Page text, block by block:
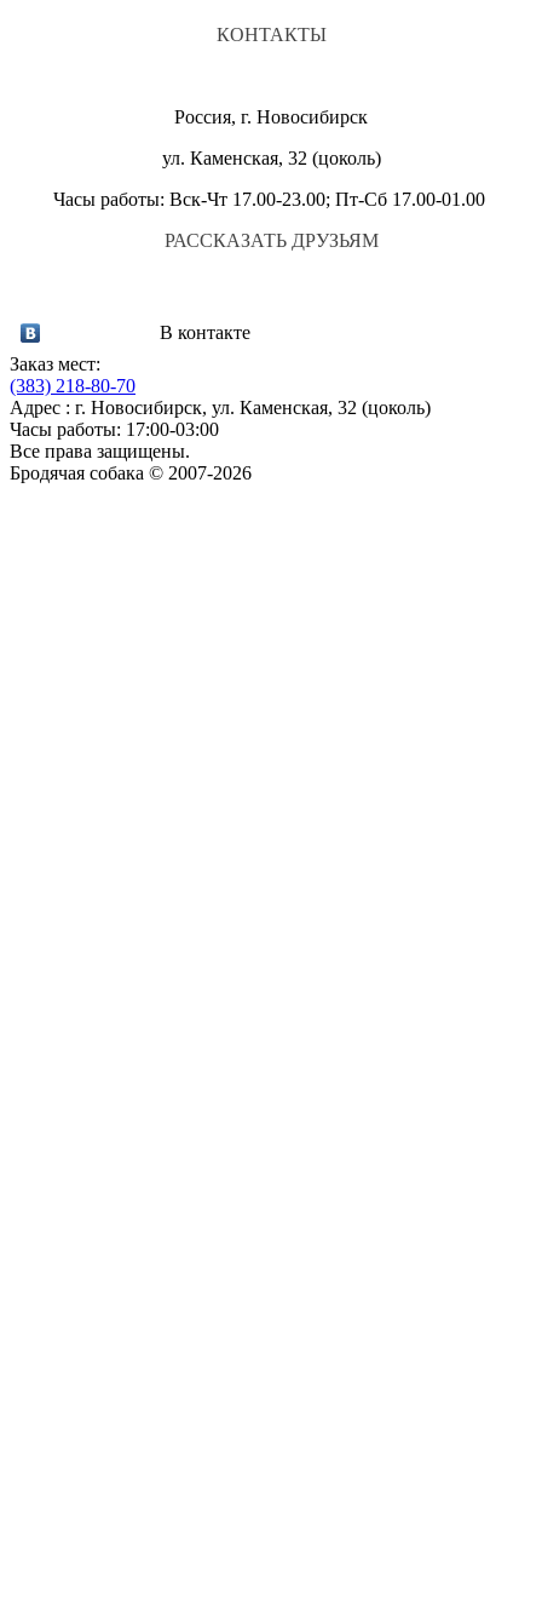
КОНТАКТЫ
Россия, г. Новосибирск
ул. Каменская, 32 (цоколь)
Часы работы: Вск-Чт 17.00-23.00; Пт-Сб 17.00-01.00
РАССКАЗАТЬ ДРУЗЬЯМ
В контакте
Заказ мест:
(383) 218-80-70
Адрес : г. Новосибирск, ул. Каменская, 32 (цоколь)
Часы работы: 17:00-03:00
Все права защищены.
Бродячая собака © 2007-2026